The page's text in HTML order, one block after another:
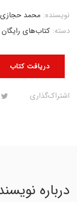
دریافت کتاب
نویسنده: محمد حجازی
دسته: کتاب‌های رایگان
اشتراک‌گذاری
درباره